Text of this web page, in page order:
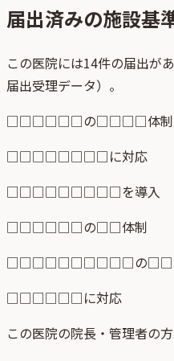
届出済みの施設基
この医院には14件の届出が
届出受理データ）。
□□□□□□の□□□□体制
□□□□□□□□に対応
□□□□□□□□□を導入
□□□□□□の□□体制
□□□□□□□□□□の□□
□□□□□□に対応
この医院の院長・管理者の